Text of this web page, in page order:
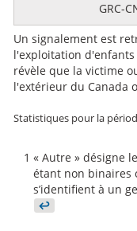
GRC-
Un signalement est
l'exploitation d'enfants
révèle que la victime
l'extérieur du Canada
Statistiques pour la
1 « Autre » désigne
étant non binaires
s’identifient à un
↩